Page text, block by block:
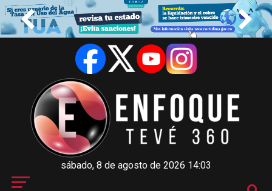
sábado, 8 de agosto de 2026 14:03